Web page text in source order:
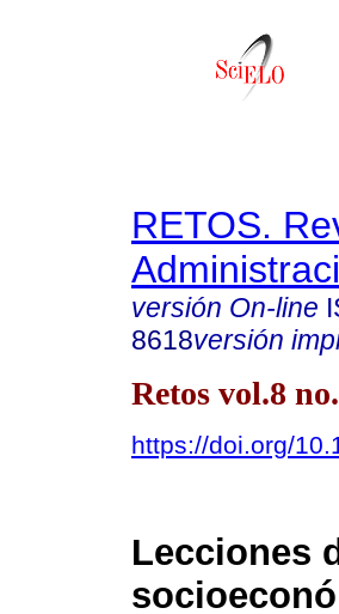
RETOS.
versión On-line
8618versión
Retos vol.8
https://doi.org/
Lecciones